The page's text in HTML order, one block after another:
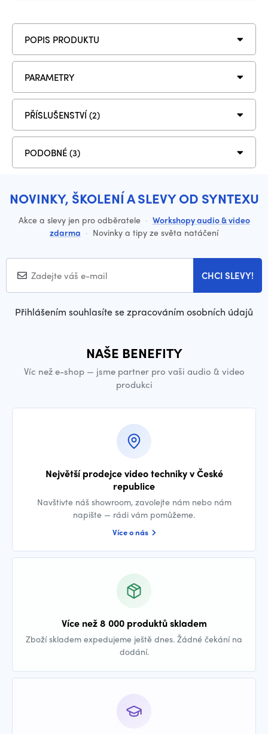
POPIS PRODUKTU
PARAMETRY
PŘÍSLUŠENSTVÍ (2)
PODOBNÉ (3)
NOVINKY, ŠKOLENÍ A SLEVY OD SYNTEXU
Akce a slevy jen pro odběratele · Workshopy audio & video
zdarma · Novinky a tipy ze světa natáčení
CHCI SLEVY!
Přihlášením souhlasíte se zpracováním osobních údajů
NAŠE BENEFITY
Víc než e-shop — jsme partner pro vaši audio & video
produkci
Největší prodejce video techniky v České
republice
Navštivte náš showroom, zavolejte nám nebo nám
napište — rádi vám pomůžeme.
Více o nás
Více než 8 000 produktů skladem
Zboží skladem expedujeme ještě dnes. Žádné čekání na
dodání.